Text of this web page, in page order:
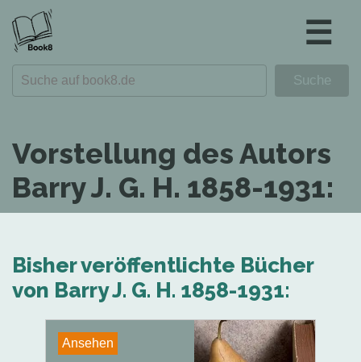
☰
Vorstellung des Autors
Barry J. G. H. 1858-1931:
Bisher veröffentlichte Bücher
von Barry J. G. H. 1858-1931:
Ansehen